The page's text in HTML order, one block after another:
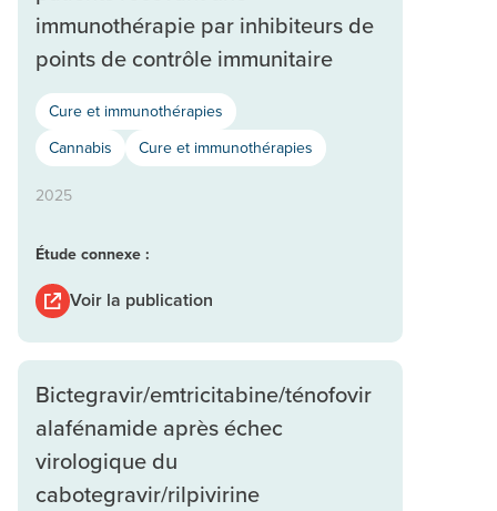
immunothérapie par inhibiteurs de
points de contrôle immunitaire
Cure et immunothérapies
Cannabis
Cure et immunothérapies
2025
Étude connexe :
Voir la publication
Bictegravir/emtricitabine/ténofovir
alafénamide après échec
virologique du
cabotegravir/rilpivirine